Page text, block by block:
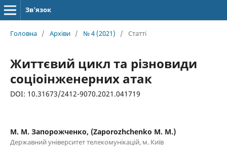
Зв’язок
Головна / Архіви / № 4 (2021) / Статті
Життєвий цикл та різновиди
соціоінженерних атак
DOI: 10.31673/2412-9070.2021.041719
М. М. Запорожченко, (Zaporozhchenko M. M.)
Державний університет телекомунікацій, м. Київ